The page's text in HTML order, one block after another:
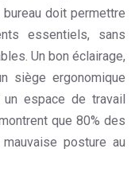
doit permettre
essentiels, sans
Un bon éclairage,
siège ergonomique
espace de travail
que 80% des
posture au